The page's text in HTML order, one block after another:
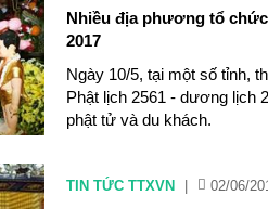
Nhiều địa phương tổ
2017
Ngày 10/5, tại một số tỉnh,
Phật lịch 2561 - dương lịch
phật tử và du khách.
TIN TỨC TTXVN 02/06/